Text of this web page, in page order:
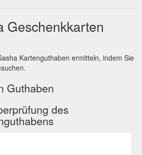
Geschenkkarten
Kartenguthaben ermitteln, indem Sie
Guthaben
des